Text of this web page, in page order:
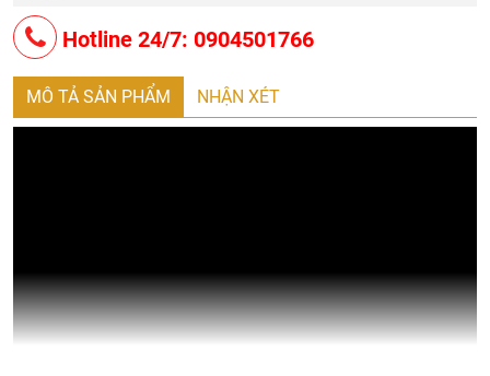
Hotline 24/7: 0904501766
MÔ TẢ SẢN PHẨM NHẬN XÉT